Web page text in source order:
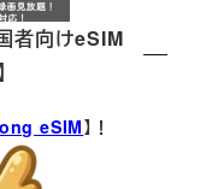
者向けeSIM
eSIM】！